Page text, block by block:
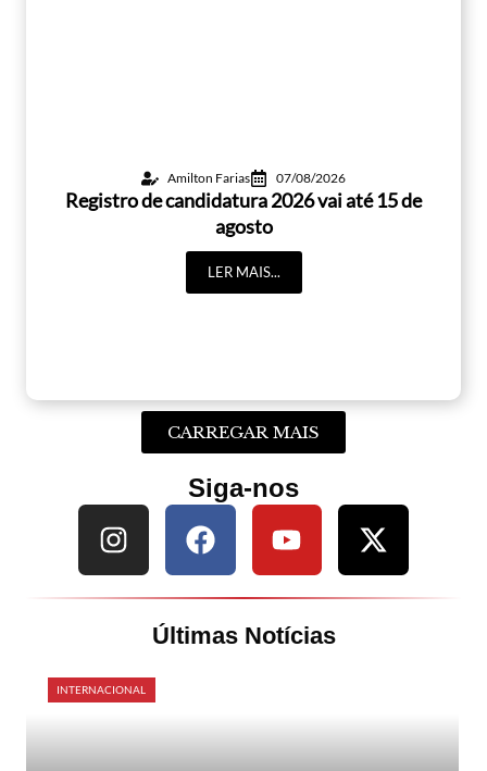
Amilton Farias 07/08/2026
Registro de candidatura 2026 vai até 15 de
agosto
LER MAIS...
CARREGAR MAIS
Siga-nos
Últimas Notícias
INTERNACIONAL